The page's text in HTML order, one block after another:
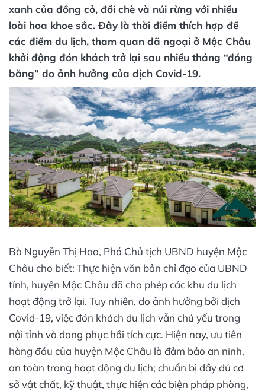
xanh của đồng cỏ, đồi chè và núi rừng với nhiều
loài hoa khoe sắc. Đây là thời điểm thích hợp để
các điểm du lịch, tham quan dã ngoại ở Mộc Châu
khởi động đón khách trở lại sau nhiều tháng “đóng
băng” do ảnh hưởng của dịch Covid-19.
Bà Nguyễn Thị Hoa, Phó Chủ tịch UBND huyện Mộc
Châu cho biết: Thực hiện văn bản chỉ đạo của UBND
tỉnh, huyện Mộc Châu đã cho phép các khu du lịch
hoạt động trở lại. Tuy nhiên, do ảnh hưởng bởi dịch
Covid-19, việc đón khách du lịch vẫn chủ yếu trong
nội tỉnh và đang phục hồi tích cực. Hiện nay, ưu tiên
hàng đầu của huyện Mộc Châu là đảm bảo an ninh,
an toàn trong hoạt động du lịch; chuẩn bị đầy đủ cơ
sở vật chất, kỹ thuật, thực hiện các biện pháp phòng,